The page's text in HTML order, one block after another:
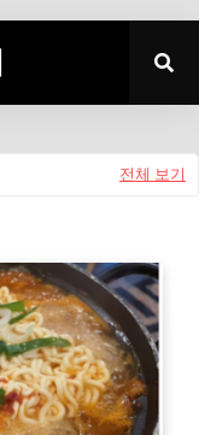
전체 보기